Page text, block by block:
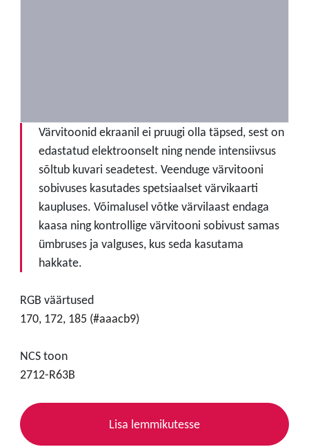
Värvitoonid ekraanil ei pruugi olla täpsed, sest on
edastatud elektroonselt ning nende intensiivsus
sõltub kuvari seadetest. Veenduge värvitooni
sobivuses kasutades spetsiaalset värvikaarti
kaupluses. Võimalusel võtke värvilaast endaga
kaasa ning kontrollige värvitooni sobivust samas
ümbruses ja valguses, kus seda kasutama
hakkate.
RGB väärtused
170, 172, 185 (#aaacb9)
NCS toon
2712-R63B
Lisa lemmikutesse